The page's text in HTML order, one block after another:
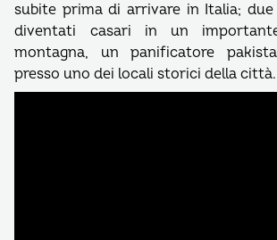
subite prima di arrivare in Italia; due
diventati casari in un
montagna, un panificatore
presso uno dei locali storici della città.